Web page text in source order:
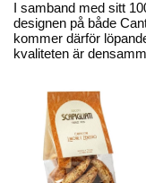
I samband med sitt
designen på både
kommer därför
kvaliteten är